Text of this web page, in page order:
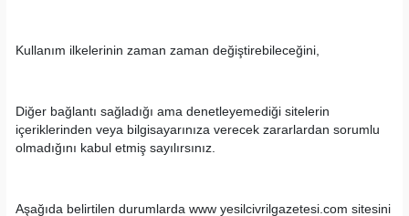
Kullanım ilkelerinin zaman zaman değiştirebileceğini,
Diğer bağlantı sağladığı ama denetleyemediği sitelerin
içeriklerinden veya bilgisayarınıza verecek zararlardan sorumlu
olmadığını kabul etmiş sayılırsınız.
Aşağıda belirtilen durumlarda www yesilcivrilgazetesi.com sitesini